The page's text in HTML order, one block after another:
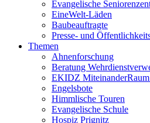
Evangelische
EineWelt-Läden
Baubeauftragte
Presse- und
Themen
Ahnenforschung
Beratung
EKIDZ
Engelsbote
Himmlische Touren
Evangelische Schule
Hospiz Prignitz